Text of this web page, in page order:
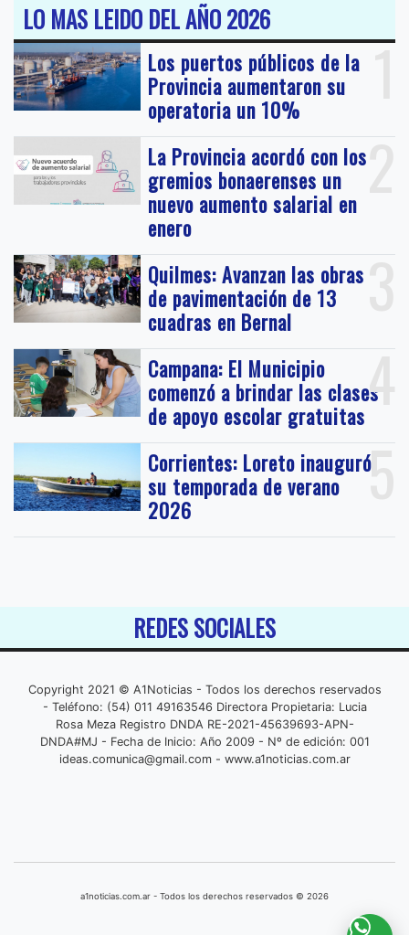
LO MAS LEIDO DEL AÑO 2026
1
Los puertos públicos de la
Provincia aumentaron su
operatoria un 10%
2
La Provincia acordó con los
gremios bonaerenses un
nuevo aumento salarial en
enero
3
Quilmes: Avanzan las obras
de pavimentación de 13
cuadras en Bernal
4
Campana: El Municipio
comenzó a brindar las clases
de apoyo escolar gratuitas
5
Corrientes: Loreto inauguró
su temporada de verano
2026
REDES SOCIALES
Copyright 2021 © A1Noticias - Todos los derechos reservados
- Teléfono: (54) 011 49163546 Directora Propietaria: Lucia
Rosa Meza Registro DNDA RE-2021-45639693-APN-
DNDA#MJ - Fecha de Inicio: Año 2009 - Nº de edición: 001
ideas.comunica@gmail.com- www.a1noticias.com.ar
a1noticias.com.ar - Todos los derechos reservados © 2026